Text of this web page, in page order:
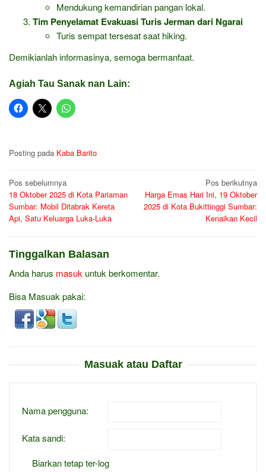
Mendukung kemandirian pangan lokal.
Tim Penyelamat Evakuasi Turis Jerman dari Ngarai
Turis sempat tersesat saat hiking.
Demikianlah informasinya, semoga bermanfaat.
Agiah Tau Sanak nan Lain:
Posting pada Kaba Barito
Navigasi
pos
Pos sebelumnya
18 Oktober 2025 di Kota Pariaman
Sumbar: Mobil Ditabrak Kereta
Api, Satu Keluarga Luka-Luka
Pos berikutnya
Harga Emas Hari Ini, 19 Oktober
2025 di Kota Bukittinggi Sumbar:
Kenaikan Kecil
Tinggalkan Balasan
Anda harus masuk untuk berkomentar.
Bisa Masuak pakai:
Masuak atau Daftar
Nama pengguna:
Kata sandi:
Biarkan tetap ter-log